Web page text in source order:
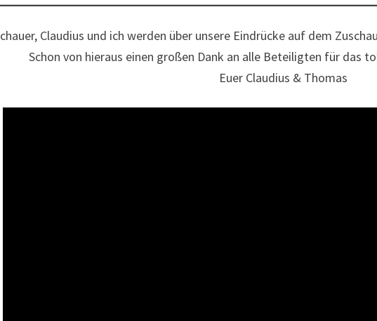
Claudius und ich werden über unsere Eindrücke auf dem
Schon von hieraus einen großen Dank an alle Beteiligten für das
Euer Claudius & Thomas